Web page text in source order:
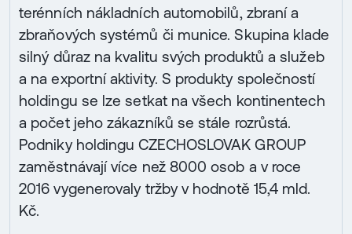
terénních nákladních automobilů, zbraní a
zbraňových systémů či munice. Skupina klade
silný důraz na kvalitu svých produktů a služeb
a na exportní aktivity. S produkty společností
holdingu se lze setkat na všech kontinentech
a počet jeho zákazníků se stále rozrůstá.
Podniky holdingu CZECHOSLOVAK GROUP
zaměstnávají více než 8000 osob a v roce
2016 vygenerovaly tržby v hodnotě 15,4 mld.
Kč.